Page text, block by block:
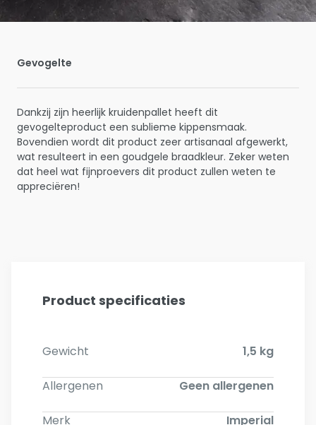
Gevogelte
Dankzij zijn heerlijk kruidenpallet heeft dit
gevogelteproduct een sublieme kippensmaak.
Bovendien wordt dit product zeer artisanaal afgewerkt,
wat resulteert in een goudgele braadkleur. Zeker weten
dat heel wat fijnproevers dit product zullen weten te
appreciëren!
Product specificaties
Gewicht 1,5 kg
Allergenen Geen allergenen
Merk Imperial